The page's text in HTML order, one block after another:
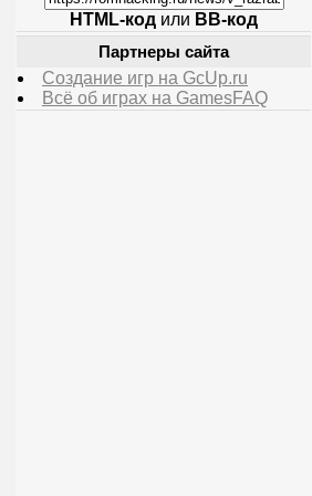
HTML-код или BB-код
Партнеры сайта
Создание игр на GcUp.ru
Всё об играх на GamesFAQ